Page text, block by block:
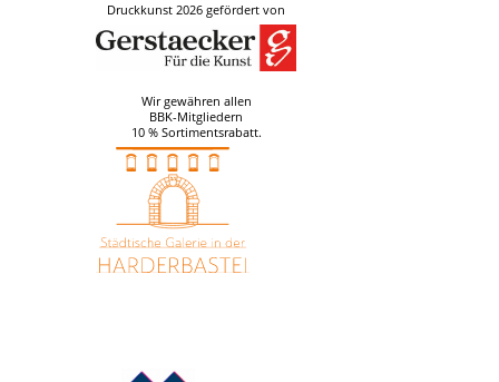
Druckkunst 2026 gefördert von
Wir gewähren allen
BBK-Mitgliedern
10 % Sortimentsrabatt.